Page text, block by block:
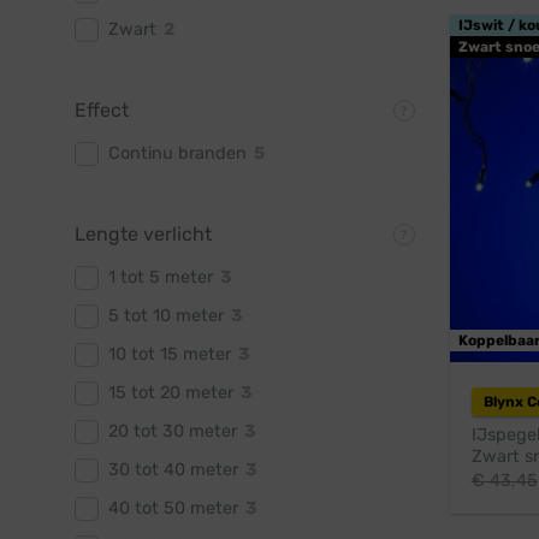
Zwart
Effect
Continu branden
Lengte verlicht
1 tot 5 meter
5 tot 10 meter
10 tot 15 meter
15 tot 20 meter
20 tot 30 meter
30 tot 40 meter
40 tot 50 meter
IJswit /
Zwart
Koppelbaar
Blynx
Zwart
€43,45